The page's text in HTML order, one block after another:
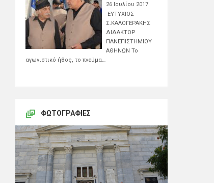
26 Ιουλίου 2017
ΕΥΤΥΧΙΟΣ
Σ.ΚΑΛΟΓΕΡΑΚΗΣ
ΔΙΔΑΚΤΩΡ
ΠΑΝΕΠΙΣΤΗΜΙΟΥ
ΑΘΗΝΩΝ Το
αγωνιστικό ήθος, το πνεύμα…
ΦΩΤΟΓΡΑΦΊΕΣ